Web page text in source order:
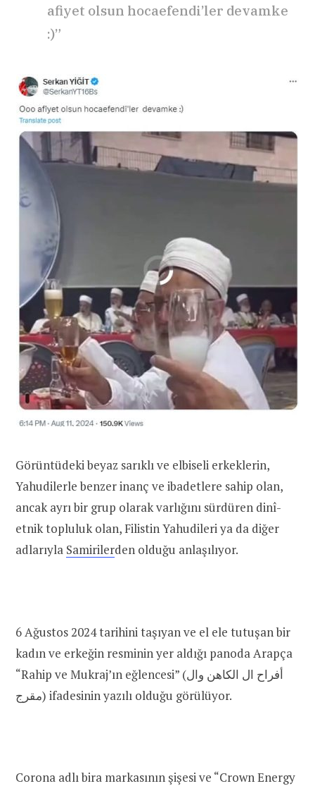
afiyet olsun hocaefendi’ler devamke
:)”
Görüntüdeki beyaz sarıklı ve elbiseli erkeklerin,
Yahudilerle benzer inanç ve ibadetlere sahip olan,
ancak ayrı bir grup olarak varlığını sürdüren dinî-
etnik topluluk olan, Filistin Yahudileri ya da diğer
adlarıyla Samirilerden olduğu anlaşılıyor.
6 Ağustos 2024 tarihini taşıyan ve el ele tutuşan bir
kadın ve erkeğin resminin yer aldığı panoda Arapça
“Rahip ve Mukraj’ın eğlencesi” (أفراح ال الكاهن وال
مقر ج ) ifadesinin yazılı olduğu görülüyor.
Corona adlı bira markasının şişesi ve “Crown Energy